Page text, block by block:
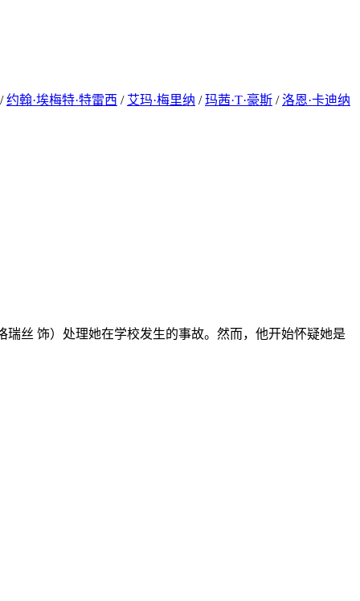
/约翰·埃梅特·特雷西 / 艾玛·梅里纳 /玛茜·T·豪斯 /洛恩·卡迪纳
瑞丝 饰）处理她在学校发生的事故。然而，他开始怀疑她是